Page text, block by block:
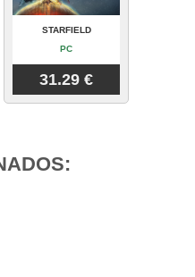
STARFIELD
PC
31.29 €